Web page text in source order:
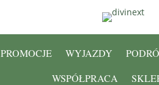
PROMOCJE WYJAZDY
WSPÓŁPRACA